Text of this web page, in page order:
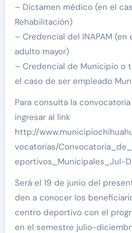
– Dictamen médico (en el
Rehabilitación)
– Credencial del INAPAM (en
adulto mayor)
– Credencial de Municipio o
el caso de ser empleado
Para consulta la
ingresar al link
http://
vocatorias/
eportivos_Municipales_Jul-
Será el 19 de junio del
den a conocer los
centro deportivo con el
en el semestre julio-